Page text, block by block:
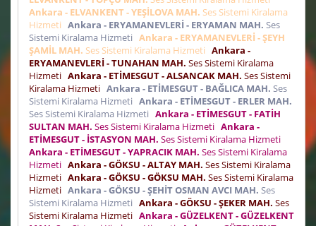
Ankara - ELVANKENT - YEŞİLOVA MAH. Ses Sistemi Kiralama
Hizmeti Ankara - ERYAMANEVLERİ - ERYAMAN MAH. Ses
Sistemi Kiralama Hizmeti Ankara - ERYAMANEVLERİ - ŞEYH
ŞAMİL MAH. Ses Sistemi Kiralama Hizmeti Ankara -
ERYAMANEVLERİ - TUNAHAN MAH. Ses Sistemi Kiralama
Hizmeti Ankara - ETİMESGUT - ALSANCAK MAH. Ses Sistemi
Kiralama Hizmeti Ankara - ETİMESGUT - BAĞLICA MAH. Ses
Sistemi Kiralama Hizmeti Ankara - ETİMESGUT - ERLER MAH.
Ses Sistemi Kiralama Hizmeti Ankara - ETİMESGUT - FATİH
SULTAN MAH. Ses Sistemi Kiralama Hizmeti Ankara -
ETİMESGUT - İSTASYON MAH. Ses Sistemi Kiralama Hizmeti
Ankara - ETİMESGUT - YAPRACIK MAH. Ses Sistemi Kiralama
Hizmeti Ankara - GÖKSU - ALTAY MAH. Ses Sistemi Kiralama
Hizmeti Ankara - GÖKSU - GÖKSU MAH. Ses Sistemi Kiralama
Hizmeti Ankara - GÖKSU - ŞEHİT OSMAN AVCI MAH. Ses
Sistemi Kiralama Hizmeti Ankara - GÖKSU - ŞEKER MAH. Ses
Sistemi Kiralama Hizmeti Ankara - GÜZELKENT - GÜZELKENT